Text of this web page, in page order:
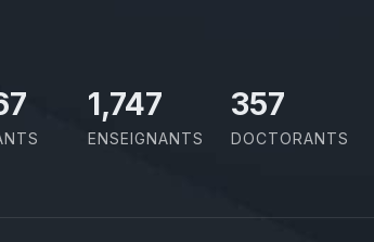
1,917
ENSEIGNANTS
391
DOCTORANTS